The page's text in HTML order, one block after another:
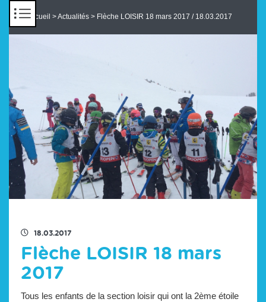
Accueil >Actualités > Flèche LOISIR 18 mars 2017 / 18.03.2017
18.03.2017
Flèche LOISIR 18 mars
2017
Tous les enfants de la section loisir qui ont la 2ème étoile